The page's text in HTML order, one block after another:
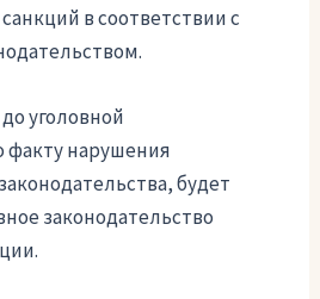
в соответствии с
уголовной
факту нарушения
будет
законодательство